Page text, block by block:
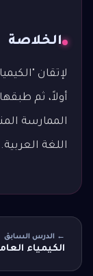
الخلاصة
لإتقان
أولاً، ثم
الممارسة
اللغة العربية.
← الدرس السابق
الكيمياء